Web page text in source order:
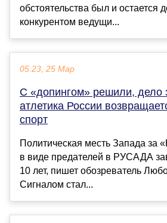
обстоятельства был и остается
конкурентом ведущи...
05:23, 25 Мар
С «допингом» решили, дело
атлетика России
спорт
Политическая месть Запада за
в виде предателей в РУСАДА
10 лет, пишет обозреватель
Сигналом стал...